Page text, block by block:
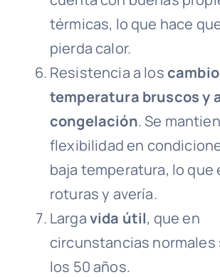
térmicas, lo que hace
pierda calor.
Resistencia a los
temperatura bruscos y
congelación. Se
flexibilidad en
baja temperatura, lo que
roturas y avería.
Largavida útil, que en
circunstancias normales
los 50 años.